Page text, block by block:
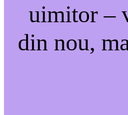
uimitor –
din nou,